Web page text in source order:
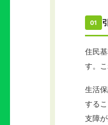
01
住民
す。
生活
する
支障